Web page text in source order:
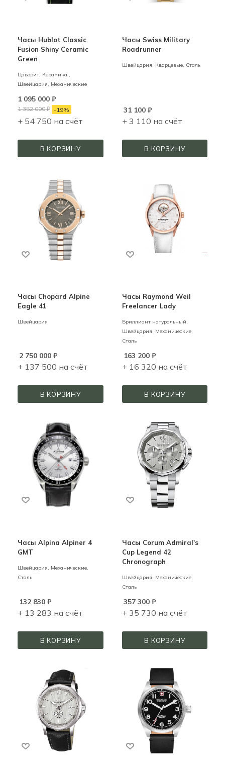
Часы Hublot Classic
Fusion Shiny Ceramic
Green
Цаворит, Керамика ,
Швейцария, Механические
1 095 000 ₽
1 352 000₽ -19%
+ 54 750 на счёт
В КОРЗИНУ
Часы Swiss Military
Roadrunner
Швейцария, Кварцевые, Сталь
31 100₽
+ 3 110 на счёт
В КОРЗИНУ
Часы Chopard Alpine
Eagle 41
Швейцария
2 750 000 ₽
+ 137 500 на счёт
В КОРЗИНУ
Часы Raymond Weil
Freelancer Lady
Бриллиант натуральный,
Швейцария, Механические,
Сталь
163 200₽
+ 16 320 на счёт
В КОРЗИНУ
Часы Alpina Alpiner 4
GMT
Швейцария, Механические,
Сталь
132 830 ₽
+ 13 283 на счёт
В КОРЗИНУ
Часы Corum Admiral's
Cup Legend 42
Chronograph
Швейцария,
Механические,
Сталь
357 300₽
+ 35 730 на счёт
В КОРЗИНУ